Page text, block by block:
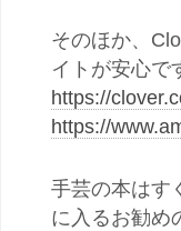
そのほか、
イトが安心で
https://
https://
手芸の本はす
に入るお勧め